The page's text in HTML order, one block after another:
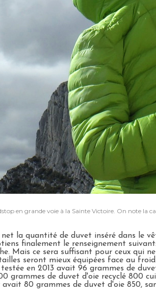
en grande voie à la Sainte Victoire. On note la
la quantité de duvet inséré dans le
finalement le renseignement
Mais ce sera suffisant pour ceux qui
seront mieux équipées face au froid.
en 2013 avait 96 grammes de
grammes de duvet d'oie recyclé 800
80 grammes de duvet d'oie 850,